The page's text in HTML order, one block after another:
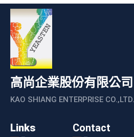
高尚企業股份有限公司
KAO SHIANG ENTERPRISE CO.,LTD.
Links Contact